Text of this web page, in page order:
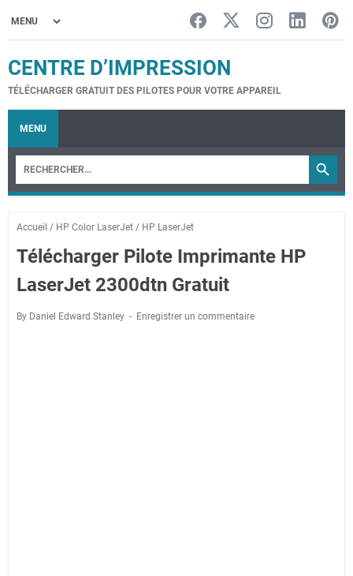
CENTRE D’IMPRESSION
TÉLÉCHARGER GRATUIT DES PILOTES POUR VOTRE APPAREIL
MENU
Accueil / HP Color LaserJet / HP LaserJet
Télécharger Pilote Imprimante HP
LaserJet 2300dtn Gratuit
By Daniel Edward Stanley Enregistrer un commentaire